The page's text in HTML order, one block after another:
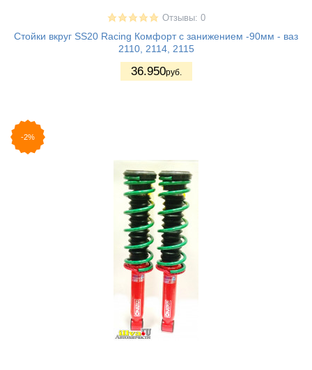
Отзывы: 0
Стойки вкруг SS20 Racing Комфорт с занижением -90мм - ваз
2110, 2114, 2115
36.950руб.
-2%